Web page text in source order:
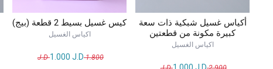
أكياس غسيل شبكية ذات سعة
كبيرة مكونة من قطعتين
اكياس الغسيل
1.000 J.D
كيس غسيل بسيط 2 قطعة (بيج)
اكياس الغسيل
1.800
J.D
1.000 J.D